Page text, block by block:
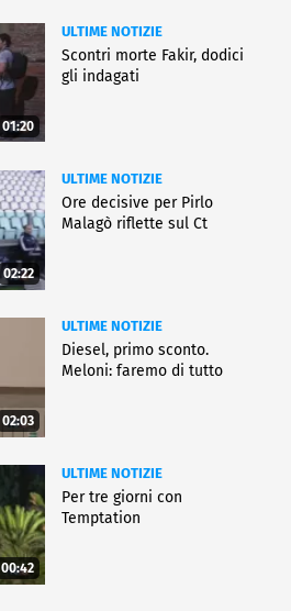
01:20
ULTIME NOTIZIE
Scontri morte Fakir, dodici
gli indagati
02:22
ULTIME NOTIZIE
Ore decisive per Pirlo
Malagò riflette sul Ct
02:03
ULTIME NOTIZIE
Diesel, primo sconto.
Meloni: faremo di tutto
00:42
ULTIME NOTIZIE
Per tre giorni con
Temptation